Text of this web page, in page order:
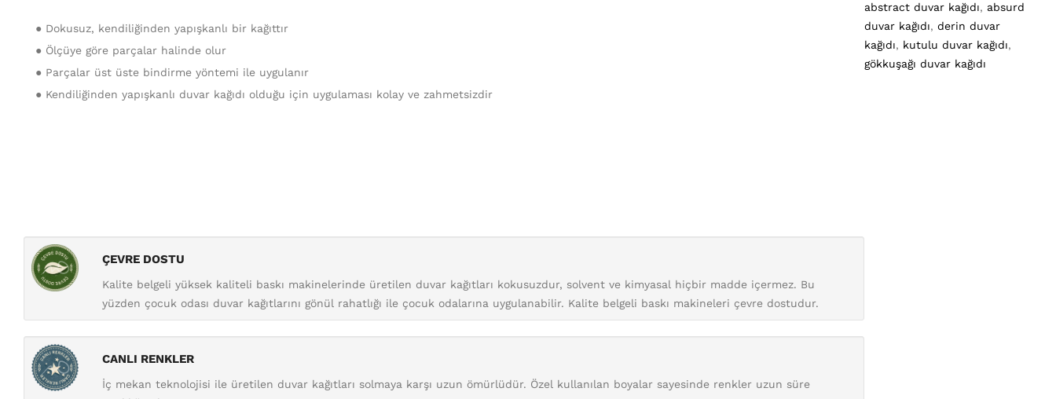
● Dokusuz, kendiliğinden yapışkanlı bir kağıttır
● Ölçüye göre parçalar halinde olur
● Parçalar üst üste bindirme yöntemi ile uygulanır
● Kendiliğinden yapışkanlı duvar kağıdı olduğu için uygulaması kolay ve zahmetsizdir
ÇEVRE DOSTU
Kalite belgeli yüksek kaliteli baskı makinelerinde üretilen duvar kağıtları kokusuzdur, solvent ve kimyasal hiçbir madde içermez. Bu
yüzden çocuk odası duvar kağıtlarını gönül rahatlığı ile çocuk odalarına uygulanabilir. Kalite belgeli baskı makineleri çevre dostudur.
CANLI RENKLER
İç mekan teknolojisi ile üretilen duvar kağıtları solmaya karşı uzun ömürlüdür. Özel kullanılan boyalar sayesinde renkler uzun süre
abstract duvar kağıdı, absurd
duvar kağıdı, derin duvar
kağıdı, kutulu duvar kağıdı,
gökkuşağı duvar kağıdı